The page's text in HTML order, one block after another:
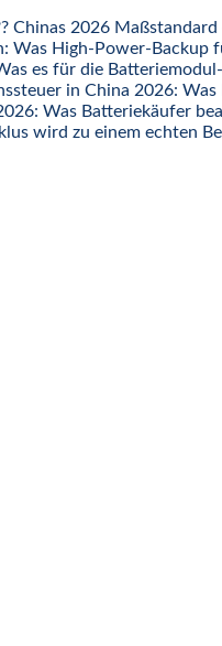
Chinas 2026
Was High-Power-Backup
es für die
in China 2026:
Was Batteriekäufer
wird zu einem echten